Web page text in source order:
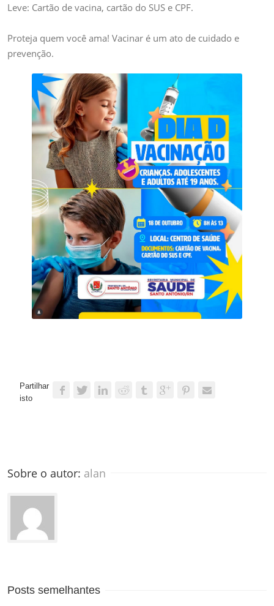
Leve: Cartão de vacina, cartão do SUS e CPF.
Proteja quem você ama! Vacinar é um ato de cuidado e
prevenção.
Partilhar
isto
Sobre o autor: alan
Posts semelhantes